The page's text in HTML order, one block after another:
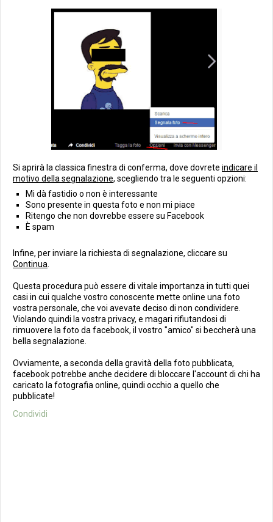
Si aprirà la classica finestra di conferma, dove dovrete indicare il
motivo della segnalazione, scegliendo tra le seguenti opzioni:
Mi dà fastidio o non è interessante
Sono presente in questa foto e non mi piace
Ritengo che non dovrebbe essere su Facebook
È spam
Infine, per inviare la richiesta di segnalazione, cliccare su
Continua
Questa procedura può essere di vitale importanza in tutti quei
casi in cui qualche vostro conoscente mette online una foto
vostra personale, che voi avevate deciso di non condividere.
Violando quindi la vostra privacy, e magari rifiutandosi di
rimuovere la foto da facebook, il vostro "amico" si beccherà una
bella segnalazione.
Ovviamente, a seconda della gravità della foto pubblicata,
facebook potrebbe anche decidere di bloccare l'account di chi ha
caricato la fotografia online, quindi occhio a quello che
pubblicate!
Condividi